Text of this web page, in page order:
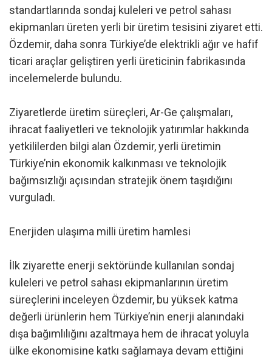
standartlarında sondaj kuleleri ve petrol sahası
ekipmanları üreten yerli bir üretim tesisini ziyaret etti.
Özdemir, daha sonra Türkiye’de elektrikli ağır ve hafif
ticari araçlar geliştiren yerli üreticinin fabrikasında
incelemelerde bulundu.
Ziyaretlerde üretim süreçleri, Ar-Ge çalışmaları,
ihracat faaliyetleri ve teknolojik yatırımlar hakkında
yetkililerden bilgi alan Özdemir, yerli üretimin
Türkiye’nin ekonomik kalkınması ve teknolojik
bağımsızlığı açısından stratejik önem taşıdığını
vurguladı.
Enerjiden ulaşıma milli üretim hamlesi
İlk ziyarette enerji sektöründe kullanılan sondaj
kuleleri ve petrol sahası ekipmanlarının üretim
süreçlerini inceleyen Özdemir, bu yüksek katma
değerli ürünlerin hem Türkiye’nin enerji alanındaki
dışa bağımlılığını azaltmaya hem de ihracat yoluyla
ülke ekonomisine katkı sağlamaya devam ettiğini